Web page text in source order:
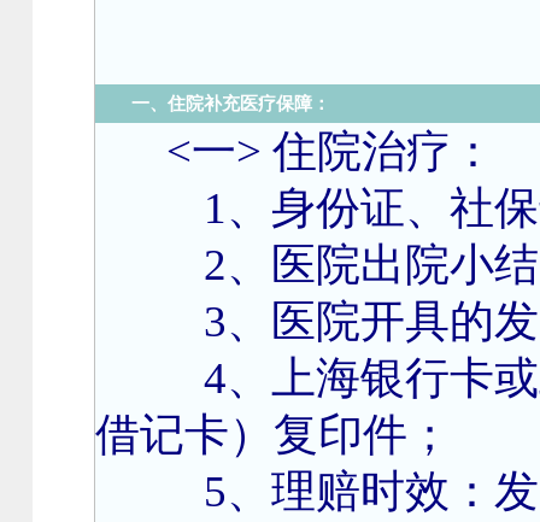
一、 住院补充医疗保障：
<一> 住院治疗：
1、身份证、社
2、医院出院小
3、医院开具的
4、上海银行卡
借记卡）复印件；
5、理赔时效：